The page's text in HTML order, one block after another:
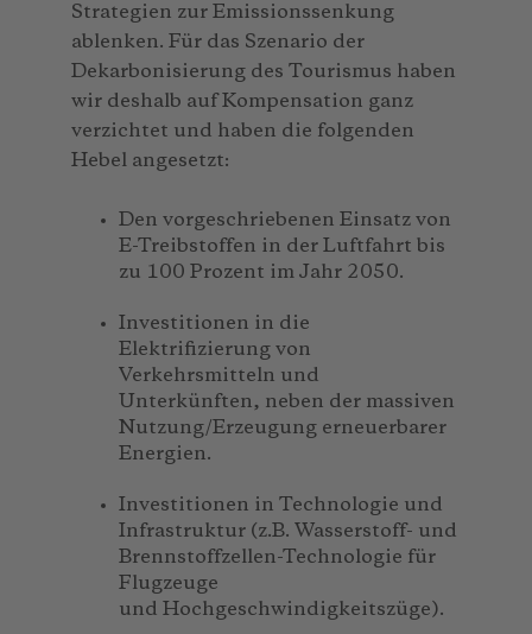
Strategien zur Emissionssenkung
ablenken. Für das Szenario der
Dekarbonisierung des Tourismus haben
wir deshalb auf Kompensation ganz
verzichtet und haben die folgenden
Hebel angesetzt:
Den vorgeschriebenen Einsatz von
E-Treibstoffen in der Luftfahrt bis
zu 100 Prozent im Jahr 2050.
Investitionen in die
Elektrifizierung von
Verkehrsmitteln und
Unterkünften, neben der massiven
Nutzung/Erzeugung erneuerbarer
Energien.
Investitionen in Technologie und
Infrastruktur (z.B. Wasserstoff- und
Brennstoffzellen-Technologie für
Flugzeuge
und Hochgeschwindigkeitszüge).